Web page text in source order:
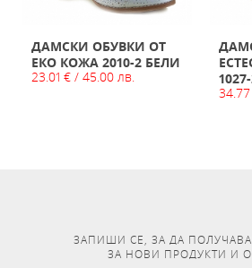
ДАМСКИ ОБУВКИ ОТ
ЕКО КОЖА 2010-2 БЕЛИ
23.01 € / 45.00 лв.
ЗАПИШИ СЕ, ЗА ДА
ЗА НОВИ ПРОДУКТИ И